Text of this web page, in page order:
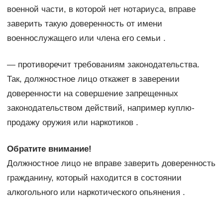
военной части, в которой нет нотариуса, вправе
заверить такую доверенность от имени
военнослужащего или члена его семьи .
— противоречит требованиям законодательства.
Так, должностное лицо откажет в заверении
доверенности на совершение запрещенных
законодательством действий, например куплю-
продажу оружия или наркотиков .
Обратите внимание!
Должностное лицо не вправе заверить доверенность
гражданину, который находится в состоянии
алкогольного или наркотического опьянения .